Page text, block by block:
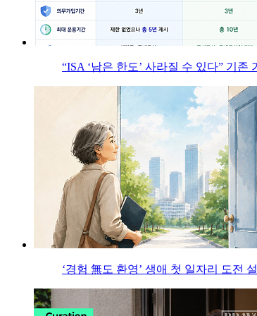
“ISA ‘남은 한도’ 사라질 수 있다” 기존
‘경험 無도 환영’ 생애 첫 일자리 도전